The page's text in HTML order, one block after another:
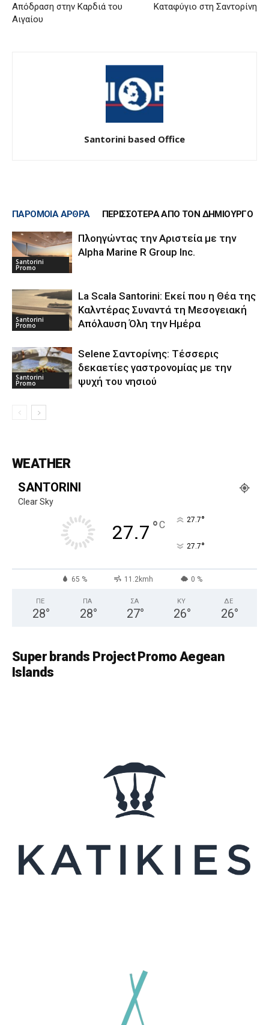
Απόδραση στην Καρδιά του
Αιγαίου
Καταφύγιο στη Σαντορίνη
Santorini based Office
ΠΑΡΟΜΟΙΑ ΑΡΘΡΑ ΠΕΡΙΣΣΟΤΕΡΑ ΑΠΟ ΤΟΝ ΔΗΜΙΟΥΡΓΟ
Santorini
Promo
Πλοηγώντας την Αριστεία με την
Alpha Marine R Group Inc.
Santorini
Promo
La Scala Santorini: Εκεί που η Θέα της
Καλντέρας Συναντά τη Μεσογειακή
Απόλαυση Όλη την Ημέρα
Santorini
Promo
Selene Σαντορίνης: Τέσσερις
δεκαετίες γαστρονομίας με την
ψυχή του νησιού
WEATHER
SANTORINI
Clear Sky
27.7 °C 27.7°
27.7°
65 % 11.2kmh 0 %
ΠΕ
28°
ΠΑ
28°
ΣΑ
27°
ΚΥ
26°
ΔΕ
26°
Super brands Project Promo Aegean
Islands